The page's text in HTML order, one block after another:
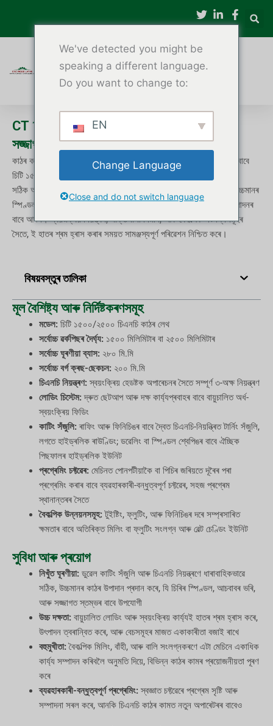
CT 1500/2500 CNC কাঠ লেথ – আচবাব আৰু
সজ্জাগত কাঠৰ উপাদানৰ বাবে নিখুঁত ঘূৰণীয়া
কাঠৰ কাম কৰা, আচবাব নিৰ্মাতা, আৰু নিখুঁততা আৰু দক্ষতা বিচৰা শিল্প কৰ্মশালাৰ বাবে
চিটি ১৫০০/২৫০০ চিএনচি কাঠৰ লেথে এটা পেছাদাৰী সমাধান প্ৰদান কৰে।
সঠিক আৰু পুনৰাবৃত্তিযোগ্য ফলাফলৰ বাবে ডিজাইন কৰা এই চিএনচি লেথটো উচ্চমানৰ
স্পিণ্ডল, টেবুলৰ ভৰি, বেডপোষ্ট, স্তম্ভ, আৰু অন্যান্য জটিল কাঠৰ উপাদান উৎপাদনৰ
বাবে আদৰ্শ। স্বয়ংক্ৰিয় নিয়ন্ত্ৰণ, শক্তিশালী নিৰ্মাণ, আৰু বৈকল্পিক সংলগ্নসমূহৰ
সৈতে, ই হাতৰ শ্ৰম হ্ৰাস কৰাৰ সময়ত সামঞ্জস্যপূৰ্ণ পৰিৱেশন নিশ্চিত কৰে।
বিষয়বস্তুৰ তালিকা
মূল বৈশিষ্ট্য আৰু নিৰ্দিষ্টকৰণসমূহ
মডেল:চিটি ১৫০০/২৫০০ চিএনচি কাঠৰ লেথ
সৰ্বোচ্চ ৱৰ্কপিছৰ দৈৰ্ঘ্য:১৫০০ মিলিমিটাৰ বা ২৫০০ মিলিমিটাৰ
সৰ্বোচ্চ ঘূৰণীয়া ব্যাস:২৮০ মি.মি
সৰ্বোচ্চ বৰ্গ ক্ৰছ-ছেকচন:২০০ মি.মি
চিএনচি নিয়ন্ত্ৰণ:স্বয়ংক্ৰিয় হেডষ্টক অপাৰেচনৰ সৈতে সম্পূৰ্ণ ৩-অক্ষ নিয়ন্ত্ৰণ
লোডিং চিস্টেম:দ্ৰুত ছেটআপ আৰু দক্ষ কাৰ্য্যপ্ৰবাহৰ বাবে বায়ুচালিত অৰ্ধ-
স্বয়ংক্ৰিয় ফিডিং
কাটিং সঁজুলি:ৰাফিং আৰু ফিনিচিঙৰ বাবে দ্বৈত চিএনচি-নিয়ন্ত্ৰিত টাৰ্নিং সঁজুলি,
লগতে হাইড্ৰলিক ৰাউণ্ডিং; ডৱেলিং বা স্পিণ্ডল শ্বেপিঙৰ বাবে ঐচ্ছিক
পিছফালৰ হাইড্ৰলিক ইউনিট
প্ৰগ্ৰেমিং চফ্টৱেৰ:মেচিনত পোনপটীয়াকৈ বা পিচিৰ জৰিয়তে দূৰৈৰ পৰা
প্ৰগ্ৰেমিং কৰাৰ বাবে ব্যৱহাৰকাৰী-বন্ধুত্বপূৰ্ণ চফ্টৱেৰ, সহজ প্ৰগ্ৰেম
স্থানান্তৰৰ সৈতে
বৈকল্পিক উন্নয়নসমূহ:টুইষ্টিং, ফ্লুটিং, আৰু ফিনিচিঙৰ দৰে সম্প্ৰসাৰিত
ক্ষমতাৰ বাবে অতিৰিক্ত মিলিং বা ফ্লুটিং সংলগ্ন আৰু বেল্ট চেণ্ডিং ইউনিট
সুবিধা আৰু প্ৰয়োগ
নিখুঁত ঘূৰণীয়া:ডুৱেল কাটিং সঁজুলি আৰু চিএনচি নিয়ন্ত্ৰণে ধাৰাবাহিকভাৱে
সঠিক, উচ্চমানৰ কাঠৰ উপাদান প্ৰদান কৰে, যি চিৰিৰ স্পিণ্ডল, আচবাবৰ ভৰি,
আৰু সজ্জাগত স্তম্ভৰ বাবে উপযোগী
উচ্চ দক্ষতা:বায়ুচালিত লোডিং আৰু স্বয়ংক্ৰিয় কাৰ্য্যই হাতৰ শ্ৰম হ্ৰাস কৰে,
উৎপাদন ত্বৰান্বিত কৰে, আৰু বেচসমূহৰ মাজত একাকাৰীতা বজাই ৰাখে
বহুমুখীতা:বৈকল্পিক মিলিং, বাঁহী, আৰু বালি সংলগ্নকৰণে এটা মেচিনে একাধিক
কাৰ্য্য সম্পাদন কৰিবলৈ অনুমতি দিয়ে, বিভিন্ন কাঠৰ কামৰ প্ৰয়োজনীয়তা পূৰণ
কৰে
ব্যৱহাৰকাৰী-বন্ধুত্বপূৰ্ণ প্ৰগ্ৰেমিং:স্বজ্ঞাত চফ্টৱেৰে প্ৰগ্ৰেম সৃষ্টি আৰু
সম্পাদনা সৰল কৰে, আনকি চিএনচি কাঠৰ কামত নতুন অপাৰেটৰৰ বাবেও
We've detected you might be
speaking a different language.
Do you want to change to:
EN
Change Language
Close and do not switch language